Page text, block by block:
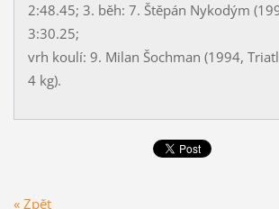
2:48.45; 3. běh: 7. Štěpán Nykodým
3:30.25;
vrh koulí: 9. Milan Šochman (1994,
4 kg).
« Zpět